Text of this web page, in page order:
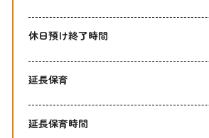
休日預け終了時間
延長保育
延長保育時間